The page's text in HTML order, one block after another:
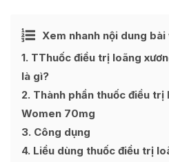
Xem nhanh nội dung
1 TThuốc điều trị loãng
là gì?
2 Thành phần thuốc điều trị
Women 70mg
3 Công dụng
4 Liều dùng thuốc điều trị